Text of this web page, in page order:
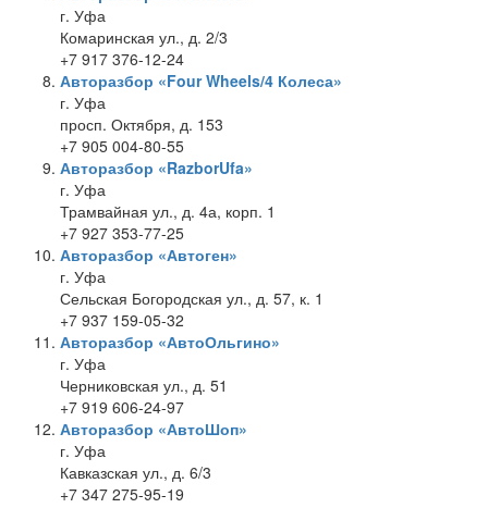
г. Уфа
Комаринская ул., д. 2/3
+7 917 376-12-24
Авторазбор «Four Wheels/4 Колеса»
г. Уфа
просп. Октября, д. 153
+7 905 004-80-55
Авторазбор «RazborUfa»
г. Уфа
Трамвайная ул., д. 4а, корп. 1
+7 927 353-77-25
Авторазбор «Автоген»
г. Уфа
Сельская Богородская ул., д. 57, к. 1
+7 937 159-05-32
Авторазбор «АвтоОльгино»
г. Уфа
Черниковская ул., д. 51
+7 919 606-24-97
Авторазбор «АвтоШоп»
г. Уфа
Кавказская ул., д. 6/3
+7 347 275-95-19